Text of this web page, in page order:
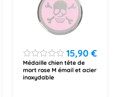
15,90€
Médaille chien tête de
mort rose M émail et acier
inoxydable